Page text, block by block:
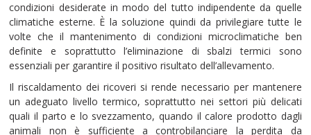
condizioni desiderate in modo del tutto indipendente da quelle
climatiche esterne. È la soluzione quindi da privilegiare tutte le
volte che il mantenimento di condizioni microclimatiche ben
definite e soprattutto l’eliminazione di sbalzi termici sono
essenziali per garantire il positivo risultato dell’allevamento.
Il riscaldamento dei ricoveri si rende necessario per mantenere
un adeguato livello termico, soprattutto nei settori più delicati
quali il parto e lo svezzamento, quando il calore prodotto dagli
animali non è sufficiente a controbilanciare la perdita da